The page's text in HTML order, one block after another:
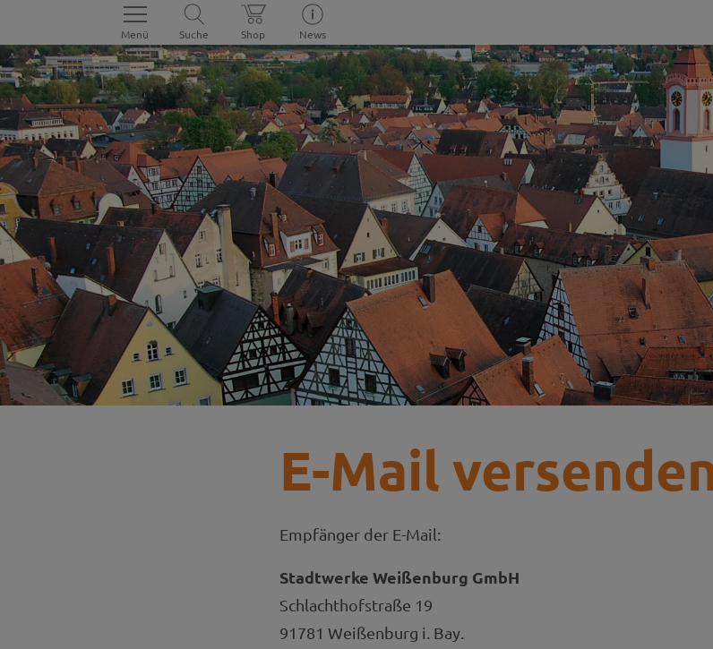
Menü Suche Shop News
E-Mail
Empfänger der E-Mail:
Stadtwerke Weißenburg GmbH
Schlachthofstraße 19
91781 Weißenburg i. Bay.